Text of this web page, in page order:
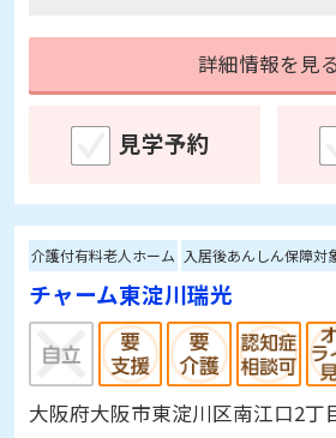
グでしたが、着いた時に、死
車のワゴンとほぼ同時でした
せいか、静かすぎて不思議な
さんが常時滞在は、安心でき
気に入ったお部屋が残１だった
法を知りたかったのですが、そ
が出社される２日後の回答にな
詳細情報を見る
見学予約
介護付有料老人ホーム 入居後あんしん保障対
チャーム東淀川瑞光
大阪府大阪市東淀川区南江口2丁